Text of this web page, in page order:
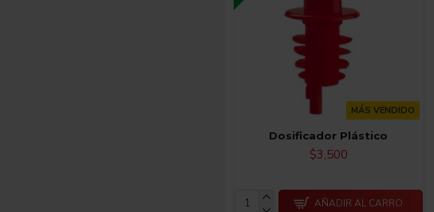
MÁS VENDIDO
Dosificador Plástico
$3,500
AÑADIR AL CARRO